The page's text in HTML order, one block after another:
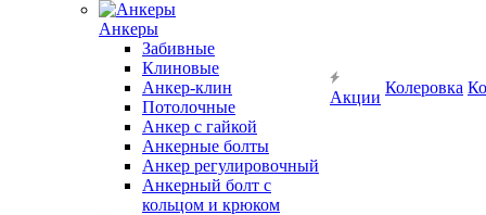
Анкеры
Забивные
Клиновые
Анкер-клин
Потолочные
Анкер с гайкой
Анкерные болты
Анкер регулировочный
Анкерный болт с
кольцом и крюком
Акции
Колеровка